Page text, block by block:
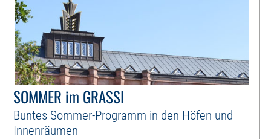
SOMMER im GRASSI
Buntes Sommer-Programm in den Höfen und
Innenräumen